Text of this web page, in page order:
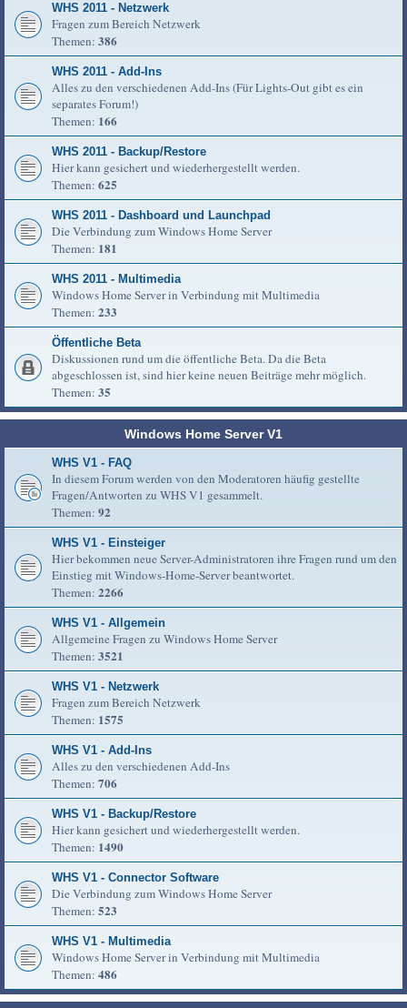
WHS 2011 - Netzwerk
Fragen zum Bereich Netzwerk
Themen: 386
WHS 2011 - Add-Ins
Alles zu den verschiedenen Add-Ins (Für Lights-Out gibt es ein
separates Forum!)
Themen: 166
WHS 2011 - Backup/Restore
Hier kann gesichert und wiederhergestellt werden.
Themen: 625
WHS 2011 - Dashboard und Launchpad
Die Verbindung zum Windows Home Server
Themen: 181
WHS 2011 - Multimedia
Windows Home Server in Verbindung mit Multimedia
Themen: 233
Öffentliche Beta
Diskussionen rund um die öffentliche Beta. Da die Beta
abgeschlossen ist, sind hier keine neuen Beiträge mehr möglich.
Themen: 35
Windows Home Server V1
WHS V1 - FAQ
In diesem Forum werden von den Moderatoren häufig gestellte
Fragen/Antworten zu WHS V1 gesammelt.
Themen: 92
WHS V1 - Einsteiger
Hier bekommen neue Server-Administratoren ihre Fragen rund um den
Einstieg mit Windows-Home-Server beantwortet.
Themen: 2266
WHS V1 - Allgemein
Allgemeine Fragen zu Windows Home Server
Themen: 3521
WHS V1 - Netzwerk
Fragen zum Bereich Netzwerk
Themen: 1575
WHS V1 - Add-Ins
Alles zu den verschiedenen Add-Ins
Themen: 706
WHS V1 - Backup/Restore
Hier kann gesichert und wiederhergestellt werden.
Themen: 1490
WHS V1 - Connector Software
Die Verbindung zum Windows Home Server
Themen: 523
WHS V1 - Multimedia
Windows Home Server in Verbindung mit Multimedia
Themen: 486